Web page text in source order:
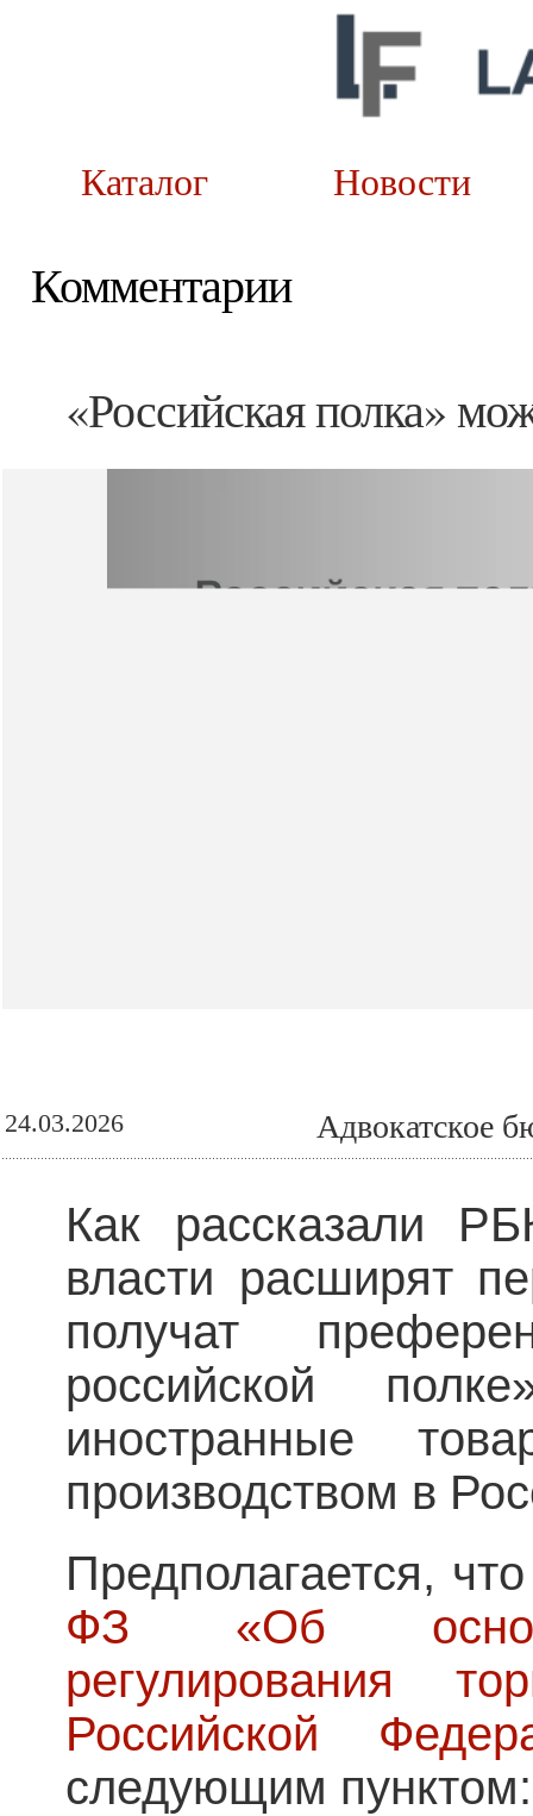
Каталог
Комментарии
«Российская полка»
24.03.2026 Адвокатское
Как рассказали
власти расширят
получат
российской
иностранные
производством в
Предполагается,
ФЗ «Об
регулирования
Российской
следующим